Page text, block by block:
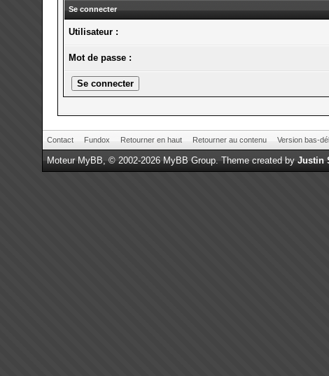
Se connecter
Utilisateur :
Mot de passe :
Contact Fundox Retourner en haut Retourner au contenu Version bas-
MoteurMyBB, © 2002-2026MyBB Group. Theme created byJustin